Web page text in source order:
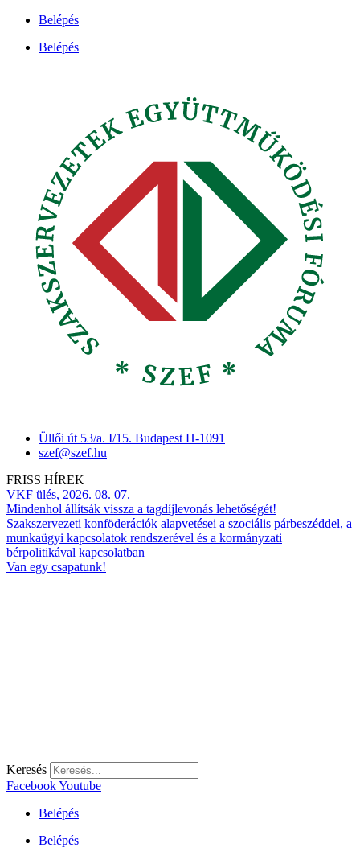
Ugrás
tartalomhoz
Belépés
Belépés
Üllői út 53/a. I/15. Budapest H-1091
szef@szef.hu
FRISS HÍREK
VKF ülés, 2026. 08. 07.
Mindenhol állítsák vissza a tagdíjlevonás lehetőségét!
Szakszervezeti konföderációk alapvetései a szociális párbeszéddel, a
munkaügyi kapcsolatok rendszerével és a kormányzati
bérpolitikával kapcsolatban
Van egy csapatunk!
Keresés
FacebookYoutube
Belépés
Belépés